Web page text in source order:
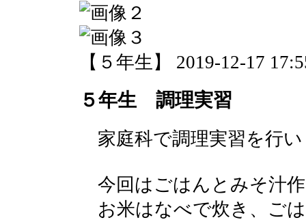
【５年生】 2019-12-17
５年生 調理実習
家庭科で調理実習を行
今回はごはんとみそ汁
お米はなべで炊き、ご